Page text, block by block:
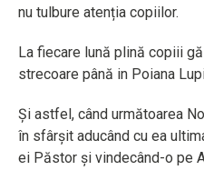
nu tulbure atenția copiilor.
La fiecare lună plină copiii
strecoare până in Poiana
Și astfel, când următoarea
în sfârșit aducând cu ea
ei Păstor și vindecând-o pe